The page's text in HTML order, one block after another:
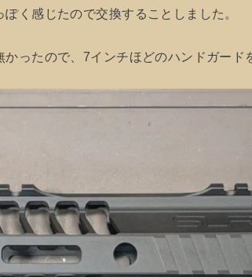
く感じたので交換することしました。
ったので、7インチほどのハンドガード